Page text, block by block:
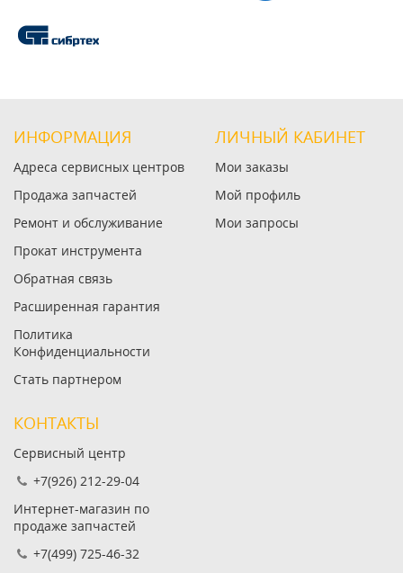
ИНФОРМАЦИЯ
Адреса сервисных центров
Продажа запчастей
Ремонт и обслуживание
Прокат инструмента
Обратная связь
Расширенная гарантия
Политика
Конфиденциальности
Стать партнером
ЛИЧНЫЙ КАБИНЕТ
Мои заказы
Мой профиль
Мои запросы
КОНТАКТЫ
Сервисный центр
+7(926) 212-29-04
Интернет-магазин по
продаже запчастей
+7(499) 725-46-32